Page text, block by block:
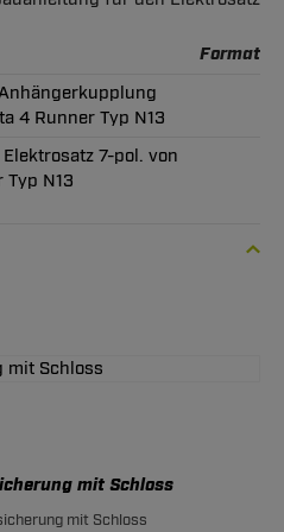
Format
4 Runner Typ N13
7-pol. von
Typ N13
mit Schloss
mit Schloss